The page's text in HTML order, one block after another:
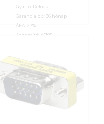
Gyártó: Delock
Garanciaidő: 36 hónap
ÁFA: 27%
Azonosító:
45185